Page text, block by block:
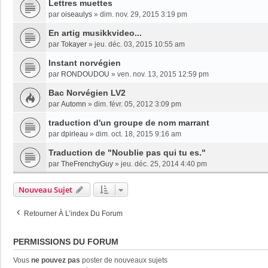
Lettres muettes
par oiseaulys » dim. nov. 29, 2015 3:19 pm
En artig musikkvideo...
par Tokayer » jeu. déc. 03, 2015 10:55 am
Instant norvégien
par RONDOUDOU » ven. nov. 13, 2015 12:59 pm
Bac Norvégien LV2
par Automn » dim. févr. 05, 2012 3:09 pm
traduction d'un groupe de nom marrant
par dpirleau » dim. oct. 18, 2015 9:16 am
Traduction de "Noublie pas qui tu es."
par TheFrenchyGuy » jeu. déc. 25, 2014 4:40 pm
Nouveau Sujet
Retourner À L’index Du Forum
PERMISSIONS DU FORUM
Vous ne pouvez pas poster de nouveaux sujets